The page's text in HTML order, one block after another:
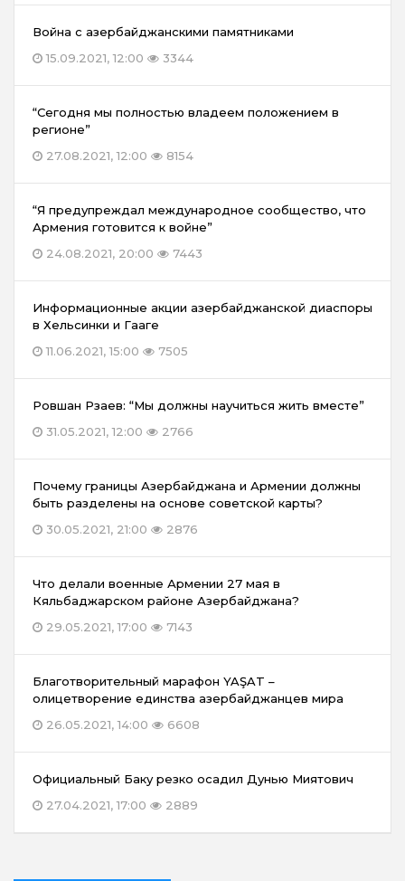
Война с азербайджанскими памятниками
15.09.2021, 12:00
3344
“Сегодня мы полностью владеем положением в
регионе”
27.08.2021, 12:00
8154
“Я предупреждал международное сообщество, что
Армения готовится к войне”
24.08.2021, 20:00
7443
Информационные акции азербайджанской диаспоры
в Хельсинки и Гааге
11.06.2021, 15:00
7505
Ровшан Рзаев: “Мы должны научиться жить вместе”
31.05.2021, 12:00
2766
Почему границы Азербайджана и Армении должны
быть разделены на основе советской карты?
30.05.2021, 21:00
2876
Что делали военные Армении 27 мая в
Кяльбаджарском районе Азербайджана?
29.05.2021, 17:00
7143
Благотворительный марафон YAŞAT –
олицетворение единства азербайджанцев мира
26.05.2021, 14:00
6608
Официальный Баку резко осадил Дунью Миятович
27.04.2021, 17:00
2889